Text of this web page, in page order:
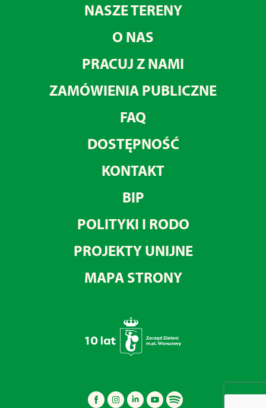
NASZE TERENY
O NAS
PRACUJ Z NAMI
ZAMÓWIENIA PUBLICZNE
FAQ
DOSTĘPNOŚĆ
KONTAKT
BIP
POLITYKI I RODO
PROJEKTY UNIJNE
MAPA STRONY